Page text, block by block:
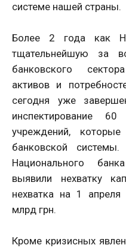
системе нашей страны.
Более 2 года как
тщательнейшую за
банковского
активов и
сегодня уже
инспектирование
учреждений,
банковской
Национального
выявили нехватку
нехватка на 1
млрд грн.
Кроме кризисных